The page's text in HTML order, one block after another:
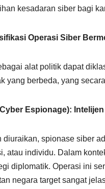
kesadaran siber bagi
Operasi Siber
alat politik dapat
yang berbeda, yang
Espionage):
diuraikan, spionase siber
atau individu. Dalam
diplomatik. Operasi ini
negara target sangat